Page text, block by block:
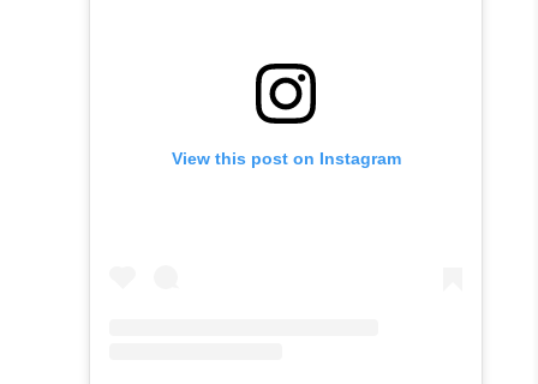
View this post on Instagram